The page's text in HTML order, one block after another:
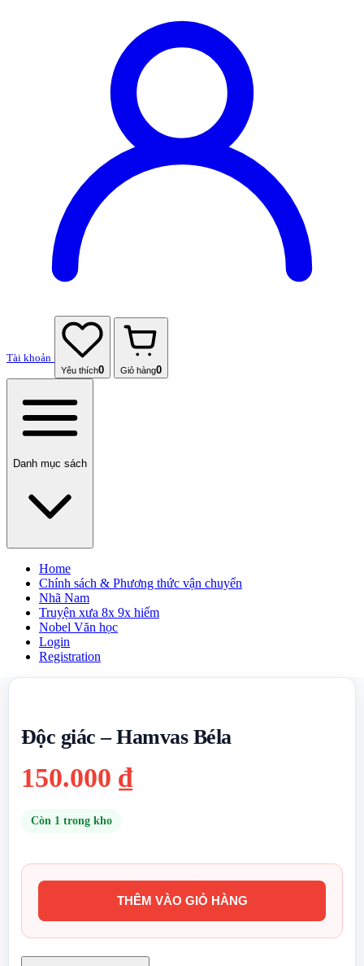
Tài khoản
Yêu thích0 Giỏ hàng0
Danh mục sách
Home
Chính sách & Phương thức vận chuyển
Nhã Nam
Truyện xưa 8x 9x hiếm
Nobel Văn học
Login
Registration
Độc giác – Hamvas Béla
150.000 ₫
Còn 1 trong kho
giác
-
THÊM VÀO GIỎ HÀNG